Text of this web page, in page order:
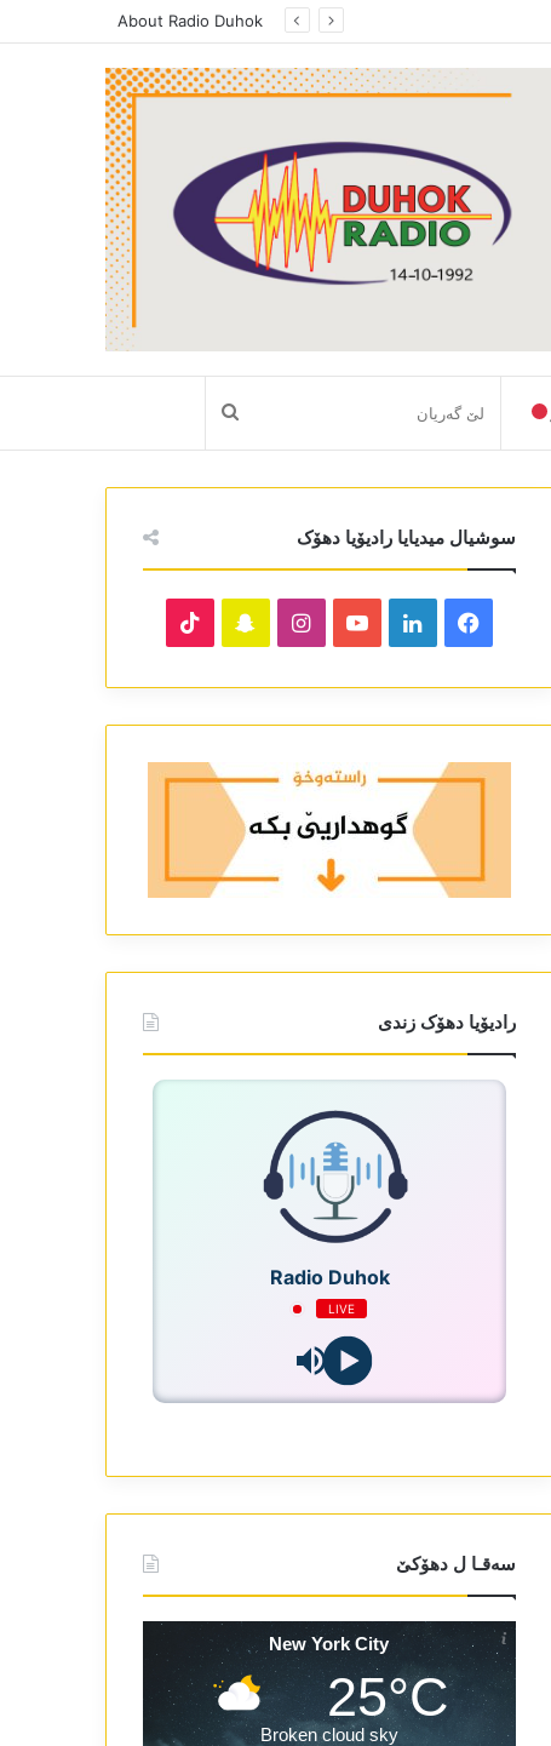
About Radio Duhok
لێ
گەریان
سوشیال میدیایا رادیۆیا دھۆک
Facebook
LinkedIn
YouTube
Instagram
Snapchat
رادیۆیا دھۆک زندی
Radio Duhok
LIVE
سەقـا ل دھۆکێ
New York City
25°C
Broken cloud sky